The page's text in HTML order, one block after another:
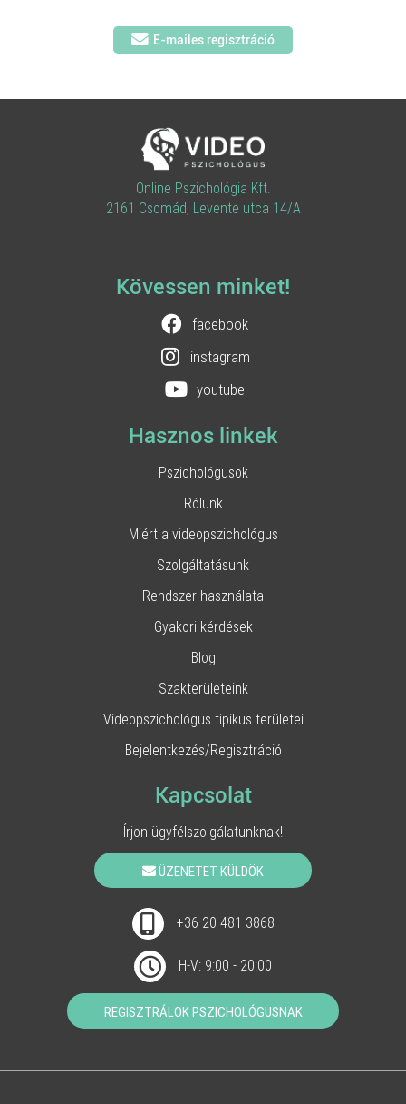
E-mailes regisztráció
Online Pszichológia Kft.
2161 Csomád, Levente utca 14/A
Kövessen minket!
facebook
instagram
youtube
Hasznos linkek
Pszichológusok
Rólunk
Miért a videopszichológus
Szolgáltatásunk
Rendszer használata
Gyakori kérdések
Blog
Szakterületeink
Videopszichológus tipikus területei
Bejelentkezés/Regisztráció
Kapcsolat
Írjon ügyfélszolgálatunknak!
ÜZENETET KÜLDÖK
+36 20 481 3868
H-V: 9:00 - 20:00
REGISZTRÁLOK PSZICHOLÓGUSNAK